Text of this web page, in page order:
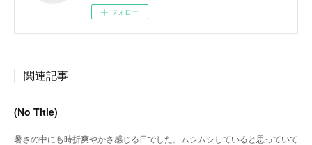
フォロー
関連記事
(No Title)
暑さの中にも時折爽やかさ感じる日でした。ムシムシしていると思っていて